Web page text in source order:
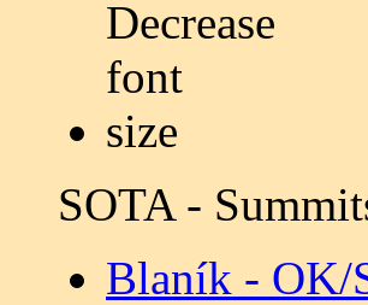
SOTA -
Blaník - OK/